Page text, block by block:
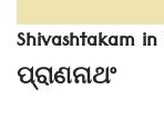
ପ୍ରାଣନାଥଂ